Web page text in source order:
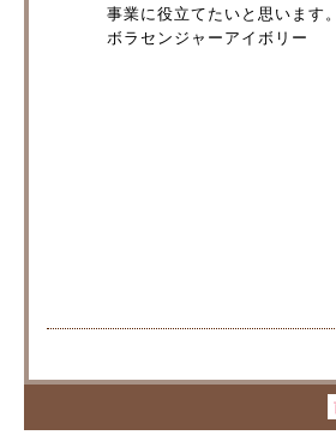
事業に役立てたいと思います
ボラセンジャーアイボリー